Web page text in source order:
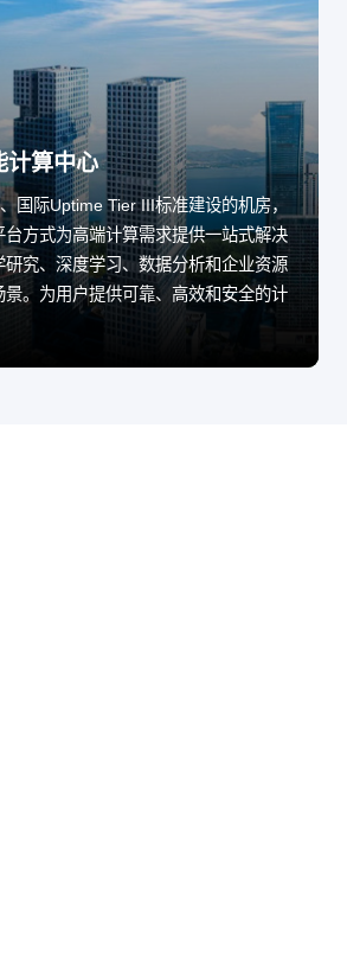
计算中心
国际Uptime Tier III标准建设的机房，
台方式为高端计算需求提供一站式解决
研究、深度学习、数据分析和企业资源
景。为用户提供可靠、高效和安全的计